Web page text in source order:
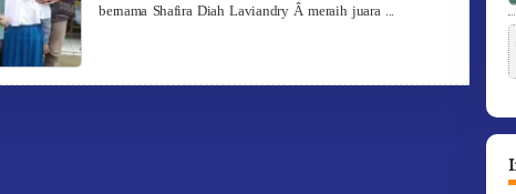
bernama Shafira Diah Laviandry Â meraih juara